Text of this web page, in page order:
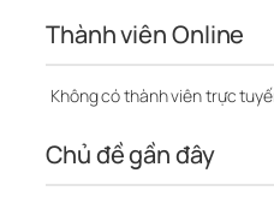
Thành viên Online
Không có thành viên trực
Chủ đề gần đây